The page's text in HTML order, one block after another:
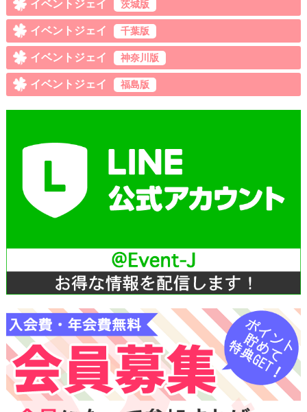
イベントジェイ 茨城版
イベントジェイ 千葉版
イベントジェイ 神奈川版
イベントジェイ 福島版